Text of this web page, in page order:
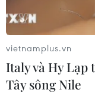
vietnamplus.vn
Italy và Hy Lạp
Tây sông Nile